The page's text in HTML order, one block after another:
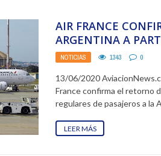
AIR FRANCE
ARGENTINA A
NOTICIAS 1343 0
13/06/2020
France confirma el retorno
regulares de pasajeros a la
LEER MÁS